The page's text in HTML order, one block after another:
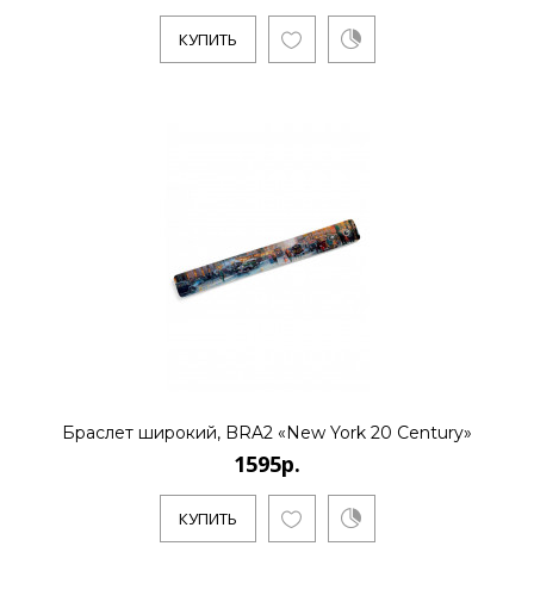
КУПИТЬ
Браслет широкий, BRA2 «New York 20 Century»
1595р.
КУПИТЬ